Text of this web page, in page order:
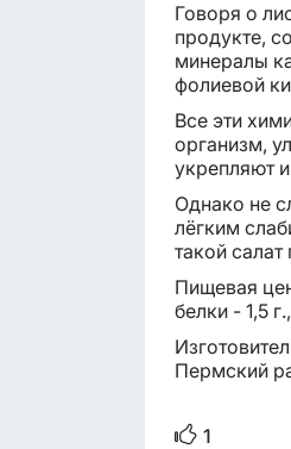
Говоря о
продукте,
минералы
фолиевой
Все эти
организм,
укрепляют
Однако не
лёгким
такой
Пищевая
белки - 1,5
Пермский
1